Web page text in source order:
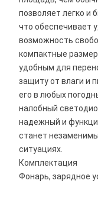
позволяет легко и
что обеспечивает
возможность
компактные
удобным для
защиту от влаги и
его в любых
налобный
надежный и
станет
ситуациях.
Комплектация
Фонарь, зарядное